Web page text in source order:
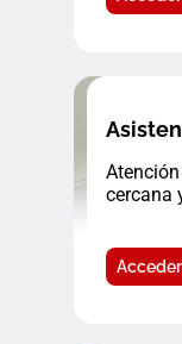
cercana